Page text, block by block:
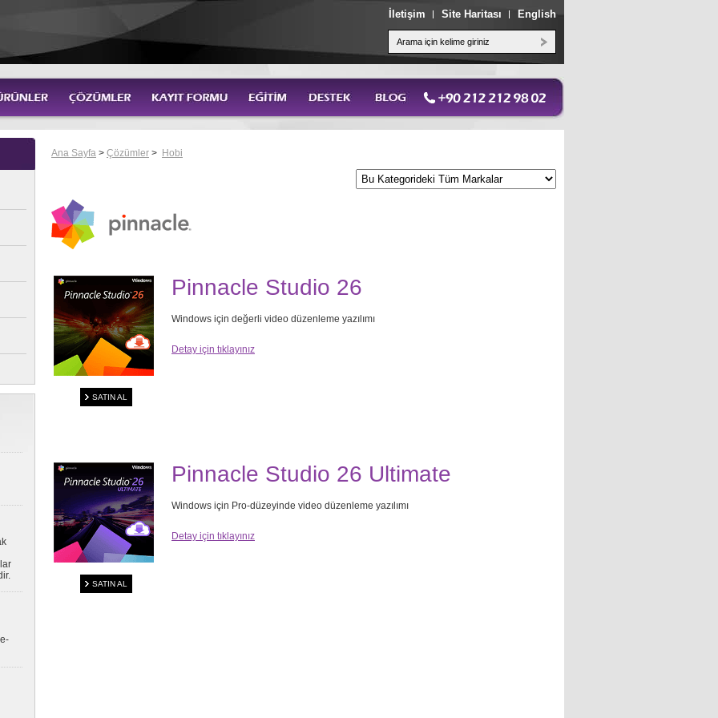
İletişim Site Haritası English
Ana Sayfa > Çözümler > Hobi
Pinnacle Studio 26
Windows için değerli video düzenleme yazılımı
Detay için tıklayınız
SATIN AL
Pinnacle Studio 26 Ultimate
Windows için Pro-düzeyinde video düzenleme yazılımı
Detay için tıklayınız
SATIN AL